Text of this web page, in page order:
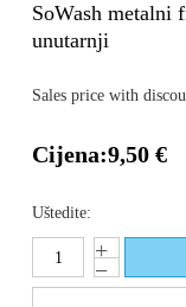
SoWash metalni
unutarnji
Sales price with
Cijena:9,50 €
Uštedite: